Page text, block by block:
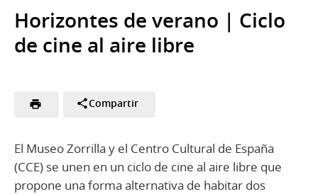
Horizontes de verano | Ciclo
de cine al aire libre
Compartir
El Museo Zorrilla y el Centro Cultural de España
(CCE) se unen en un ciclo de cine al aire libre que
propone una forma alternativa de habitar dos